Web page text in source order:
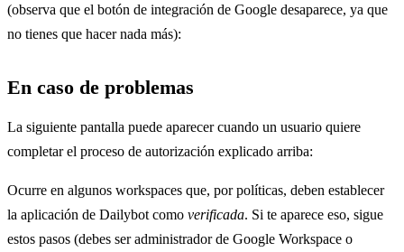
(observa que el botón de integración de Google desaparece, ya que
no tienes que hacer nada más):
En caso de problemas
La siguiente pantalla puede aparecer cuando un usuario quiere
completar el proceso de autorización explicado arriba:
Ocurre en algunos workspaces que, por políticas, deben establecer
la aplicación de Dailybot como verificada. Si te aparece eso, sigue
estos pasos (debes ser administrador de Google Workspace o